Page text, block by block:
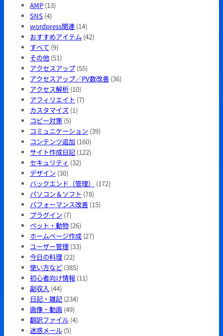
AMP (13)
SNS (4)
wordpress関連 (14)
おすすめアイテム (42)
すべて (9)
その他 (51)
アクセスアップ (55)
アクセスアップ／PV数改善 (36)
アクセス解析 (10)
アフィリエイト (7)
カスタマイズ (1)
コピー対策 (5)
コミュニケーション (39)
コンテンツ追加 (160)
サイト作成日記 (122)
セキュリティ (32)
デザイン (30)
バックエンド（管理）
(172)
パソコン＆ソフト (78)
パフォーマンス改善 (15)
プラグイン (7)
ペット・動物 (26)
ホームページ作成 (27)
ユーザー管理 (33)
今日の料理 (22)
使い方など (385)
初心者向け情報 (11)
副収入 (44)
日記・雑記 (234)
画像・動画 (49)
翻訳ファイル (4)
迷惑メール (5)